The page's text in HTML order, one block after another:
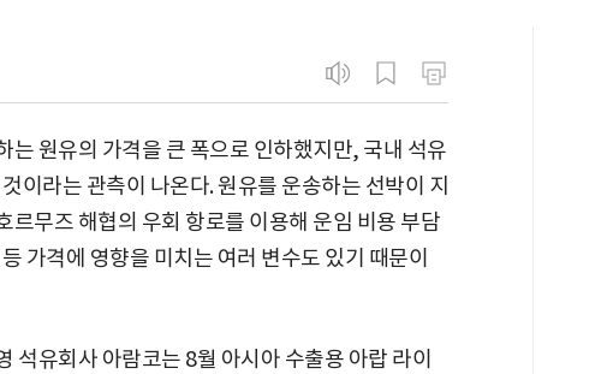
는 원유의 가격을 큰 폭으로 인하했지만, 국내 석유
이라는 관측이 나온다. 원유를 운송하는 선박이 지
르무즈 해협의 우회 항로를 이용해 운임 비용 부담
가격에 영향을 미치는 여러 변수도 있기 때문이
석유회사 아람코는 8월 아시아 수출용 아랍 라이